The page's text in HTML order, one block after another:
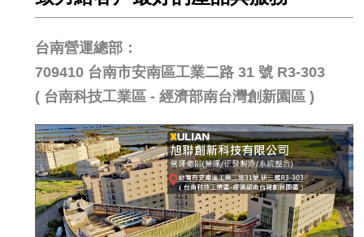
台南營運總部：
709410 台南市安南區工業二路 31 號 R3-303
( 台南科技工業區 - 經濟部南台灣創新園區 )